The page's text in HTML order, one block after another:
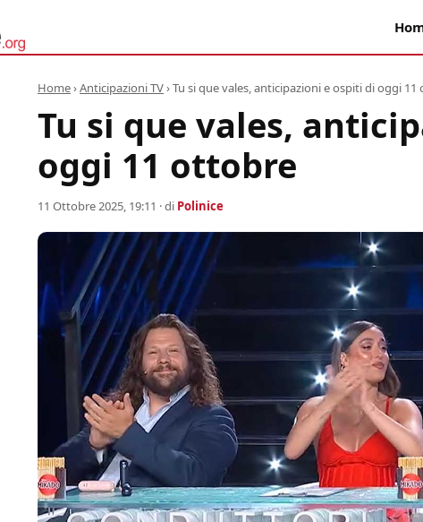
Home›Anticipazioni TV›Tu si que vales, anticipazioni e ospiti di oggi
Tu si que vales,
oggi 11 ottobre
11 Ottobre 2025, 19:11 · di Polinice